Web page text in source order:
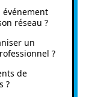
événement
réseau ?
un
?
de
?